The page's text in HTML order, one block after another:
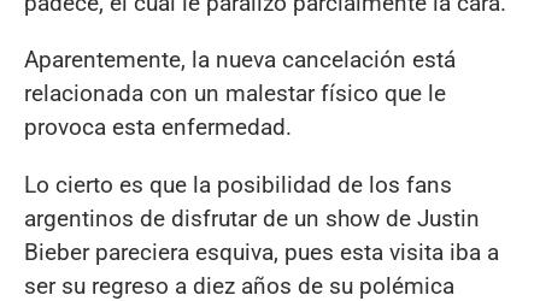
Aparentemente, la nueva cancelación está
relacionada con un malestar físico que le
provoca esta enfermedad.
Lo cierto es que la posibilidad de los fans
argentinos de disfrutar de un show de Justin
Bieber pareciera esquiva, pues esta visita iba a
ser su regreso a diez años de su polémica